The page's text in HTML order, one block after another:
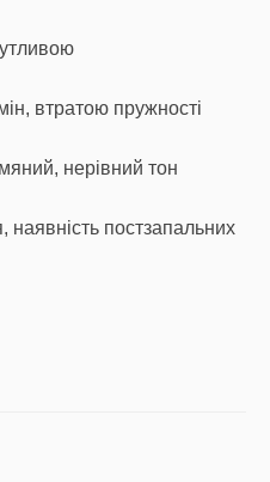
втратою пружності
нерівний тон
наявність постзапальних